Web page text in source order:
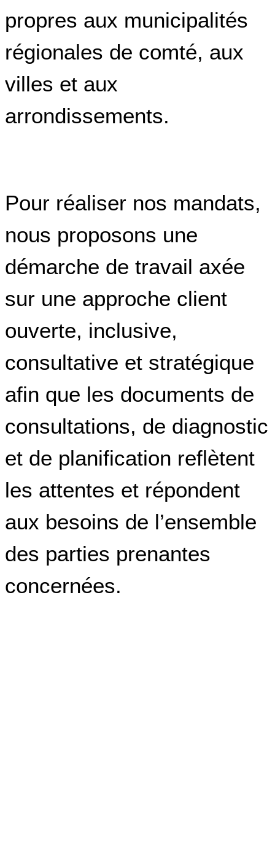
propres aux municipalités
régionales de comté, aux
villes et aux
arrondissements.
Pour réaliser nos mandats,
nous proposons une
démarche de travail axée
sur une approche client
ouverte, inclusive,
consultative et stratégique
afin que les documents de
consultations, de diagnostic
et de planification reflètent
les attentes et répondent
aux besoins de l’ensemble
des parties prenantes
concernées.